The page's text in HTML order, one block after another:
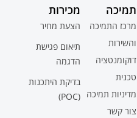
תמיכה
מרכז התמיכה
והשירות
דוקומנטציה
טכנית
מדיניות תמיכה
צור קשר
מכירות
הצעת מחיר
תיאום פגישת
הדגמה
בדיקת היתכנות
(POC)